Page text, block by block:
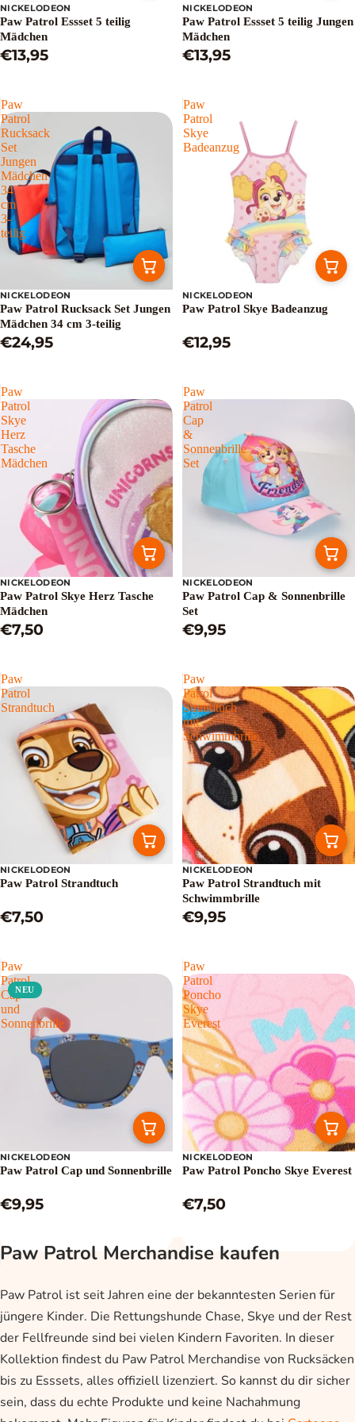
Ausverkauft
NICKELODEON
Paw Patrol Essset 5 teilig
Mädchen
€13,95
NICKELODEON
Paw Patrol Essset 5 teilig Jungen
Mädchen
€13,95
Paw
Patrol
Rucksack
Set
Jungen
Mädchen
34
cm
3-
teilig
NICKELODEON
Paw Patrol Rucksack Set Jungen
Mädchen 34 cm 3-teilig
€24,95
Paw
Patrol
Skye
Badeanzug
NICKELODEON
Paw Patrol Skye Badeanzug
€12,95
Paw
Patrol
Skye
Herz
Tasche
Mädchen
NICKELODEON
Paw Patrol Skye Herz Tasche
Mädchen
€7,50
Paw
Patrol
Cap
&
Sonnenbrille
Set
NICKELODEON
Paw Patrol Cap & Sonnenbrille
Set
€9,95
Paw
Patrol
Strandtuch
NICKELODEON
Paw Patrol Strandtuch
€7,50
Paw
Patrol
Strandtuch
mit
Schwimmbrille
NICKELODEON
Paw Patrol Strandtuch mit
Schwimmbrille
€9,95
Paw
Patrol
Cap
und
Sonnenbrille
NEU
NICKELODEON
Paw Patrol Cap und Sonnenbrille
€9,95
Paw
Patrol
Poncho
Skye
Everest
NICKELODEON
Paw Patrol Poncho Skye Everest
€7,50
Paw Patrol Merchandise kaufen
Paw Patrol ist seit Jahren eine der bekanntesten Serien für
jüngere Kinder. Die Rettungshunde Chase, Skye und der Rest
der Fellfreunde sind bei vielen Kindern Favoriten. In dieser
Kollektion findest du Paw Patrol Merchandise von Rucksäcken
bis zu Esssets, alles offiziell lizenziert. So kannst du dir sicher
sein, dass du echte Produkte und keine Nachahmung